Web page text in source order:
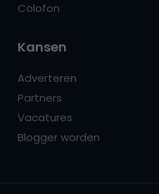
Colofon
Kansen
Adverteren
Partners
Vacatures
Blogger worden